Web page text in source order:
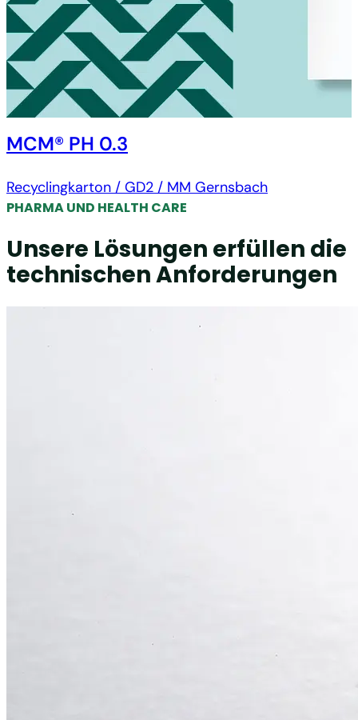
MCM® PH 0.3
Recyclingkarton / GD2 / MM Gernsbach
PHARMA UND HEALTH CARE
Unsere Lösungen erfüllen die
technischen Anforderungen